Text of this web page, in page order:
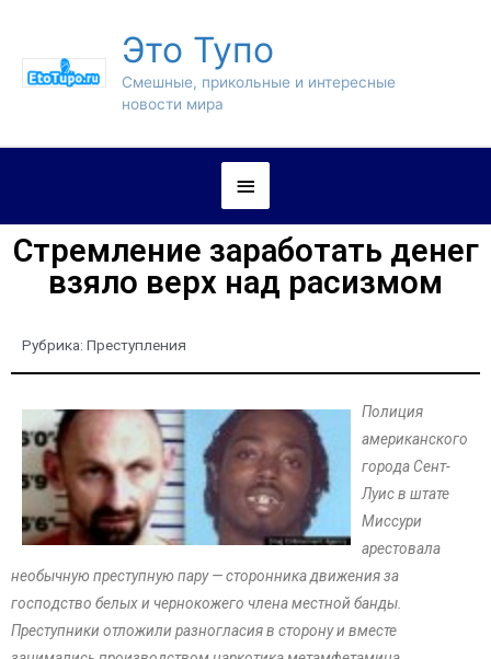
Это Тупо
Смешные, прикольные и интересные
новости мира
Стремление заработать денег
взяло верх над расизмом
Рубрика: Преступления
Полиция
американского
города Сент-
Луис в штате
Миссури
арестовала
необычную преступную пару — сторонника движения за
господство белых и чернокожего члена местной банды.
Преступники отложили разногласия в сторону и вместе